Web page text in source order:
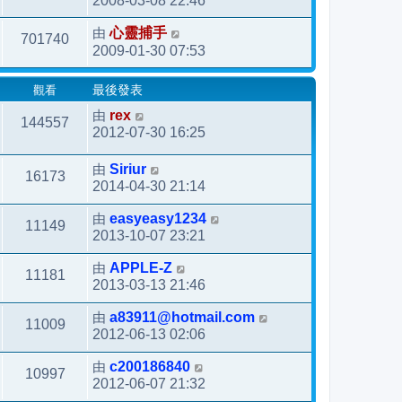
701740 由心靈捕手
2009-01-30 07:53
觀看 最後發表
144557 由 rex
2012-07-30 16:25
16173 由 Siriur
2014-04-30 21:14
11149 由 easyeasy1234
2013-10-07 23:21
11181 由 APPLE-Z
2013-03-13 21:46
11009 由 a83911@hotmail.com
2012-06-13 02:06
10997 由 c200186840
2012-06-07 21:32